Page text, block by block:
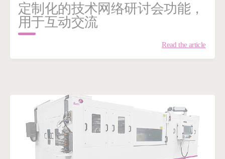
定制化的技术网络研讨会功能，
用于互动交流
Read the article